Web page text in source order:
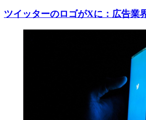
ツイッターのロゴがXに：広告業